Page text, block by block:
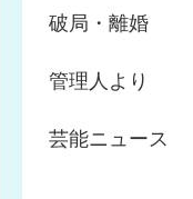
破局・離婚
管理人より
芸能ニュース